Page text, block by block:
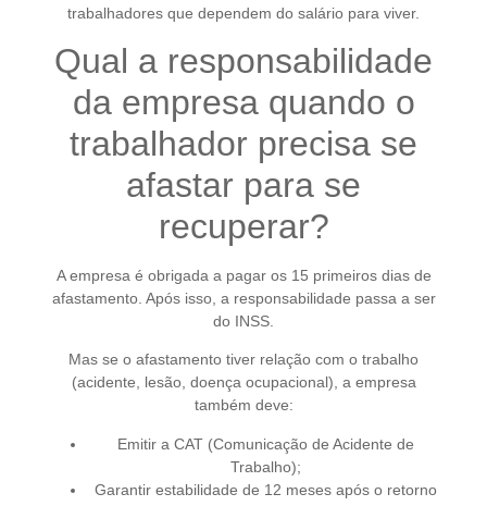
trabalhadores que dependem do salário para viver.
Qual a responsabilidade
da empresa quando o
trabalhador precisa se
afastar para se
recuperar?
A empresa é obrigada a pagar os 15 primeiros dias de
afastamento. Após isso, a responsabilidade passa a ser
do INSS.
Mas se o afastamento tiver relação com o trabalho
(acidente, lesão, doença ocupacional), a empresa
também deve:
Emitir a CAT (Comunicação de Acidente de
Trabalho);
Garantir estabilidade de 12 meses após o retorno